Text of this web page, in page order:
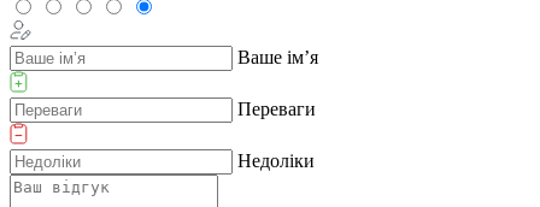
Ваше ім’я
Переваги
Недоліки